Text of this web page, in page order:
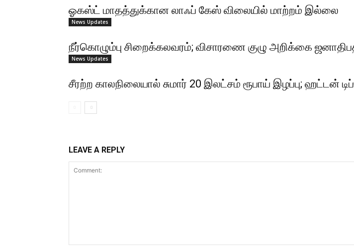
ஓகஸ்ட் மாதத்துக்கான லாஃப் கேஸ் விலையில் மாற்றம் இல்லை
News Updates
நீர்கொழும்பு சிறைக்கலவரம்; விசாரணை குழு அறிக்கை
News Updates
சீரற்ற காலநிலையால் சுமார் 20 இலட்சம் ரூபாய் இழப்பு; ஹட்டன்
LEAVE A REPLY